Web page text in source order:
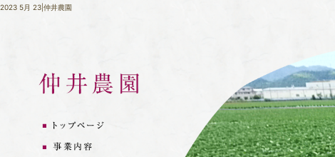
2023 5月 23|仲井農園